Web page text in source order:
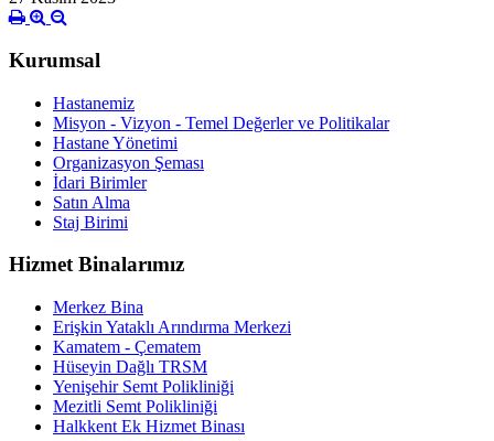
Kurumsal
Hastanemiz
Misyon - Vizyon - Temel Değerler ve Politikalar
Hastane Yönetimi
Organizasyon Şeması
İdari Birimler
Satın Alma
Staj Birimi
Hizmet Binalarımız
Merkez Bina
Erişkin Yataklı Arındırma Merkezi
Kamatem - Çematem
Hüseyin Dağlı TRSM
Yenişehir Semt Polikliniği
Mezitli Semt Polikliniği
Halkkent Ek Hizmet Binası